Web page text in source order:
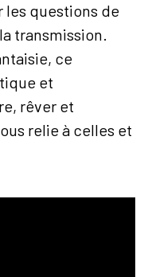
les questions de
transmission.
ce
et
rêver et
relie à celles et